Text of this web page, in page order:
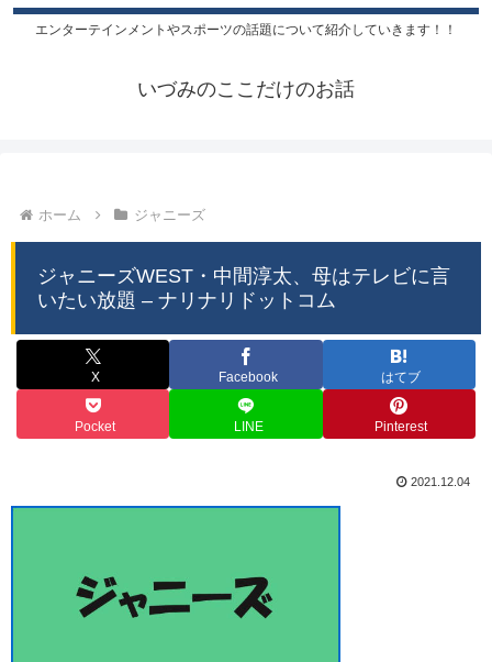
エンターテインメントやスポーツの話題について紹介していきます！！
いづみのここだけのお話
ホーム ジャニーズ
ジャニーズWEST・中間淳太、母はテレビに言
いたい放題 – ナリナリドットコム
X Facebook はてブ
Pocket LINE Pinterest
2021.12.04